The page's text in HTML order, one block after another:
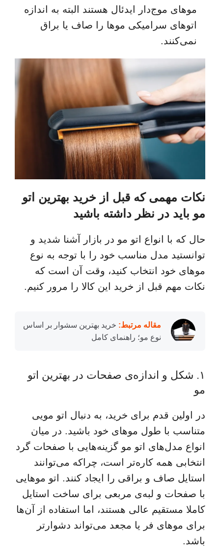
موهای موج‌دار ایدئال هستند البته به اندازه
اتوهای سرامیکی موها را صاف یا براق
نمی‌کنند.
نکات مهمی که قبل از خرید بهترین اتو
مو باید در نظر داشته باشید
حال که با انواع اتو مو در بازار آشنا شدید و
توانستید مدل مناسب خود را با توجه به نوع
موهای خود انتخاب کنید، وقت آن است که
نکات مهم قبل از خرید این کالا را مرور کنیم.
مقاله مرتبط: خرید بهترین سشوار بر اساس
نوع مو؛ راهنمای کامل
۱. شکل و اندازه‌‌ی صفحات در بهترین اتو
مو
در اولین قدم برای خرید، به دنبال اتو مویی
متناسب با طول موهای خود باشید. در میان
انواع مدل‌های اتو مو گزینه‌هایی با صفحات گرد
انتخابی همه کاره‌تر است، چراکه می‌توانند
استایل‌ صاف و براقی را ایجاد کنند. اتو موهایی
با صفحات و لبه‌ی مربعی برای ساخت استایل
کاملا مستقیم عالی هستند، اما استفاده از آن‌ها
برای موهای فر یا مجعد می‌تواند دشوارتر
باشد.